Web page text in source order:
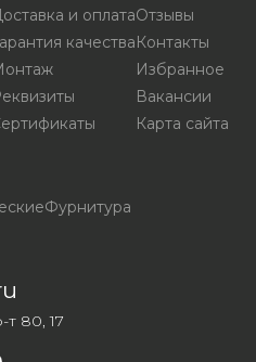
и оплата
качества
Отзывы
Контакты
Избранное
Вакансии
Карта сайта
Фурнитура
80, 17